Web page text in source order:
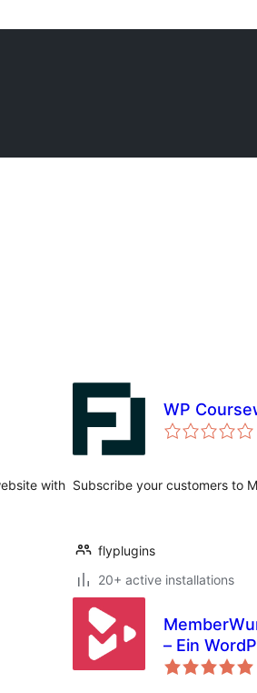
with
WP
Subscribe your customers to
flyplugins
20+ active installations
– Ein